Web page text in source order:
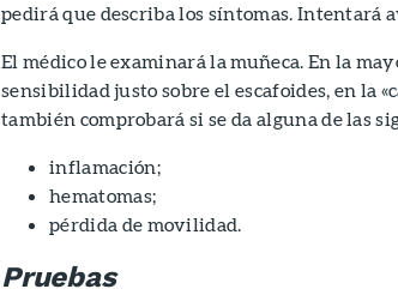
pedirá que describa los síntomas. Intentará
El médico le examinará la muñeca. En la
sensibilidad justo sobre el escafoides, en la
también comprobará si se da alguna de las
inflamación;
hematomas;
pérdida de movilidad.
Pruebas